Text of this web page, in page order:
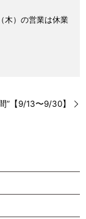
木）の営業は休業
”【9/13〜9/30】